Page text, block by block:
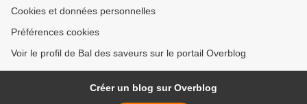
Cookies et données personnelles
Préférences cookies
Voir le profil de Bal des saveurs sur le portail Overblog
Créer un blog sur Overblog